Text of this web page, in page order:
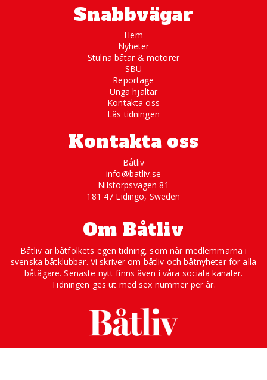
Snabbvägar
Hem
Nyheter
Stulna båtar & motorer
SBU
Reportage
Unga hjältar
Kontakta oss
Läs tidningen
Kontakta oss
Båtliv
info@batliv.se
Nilstorpsvägen 81
181 47 Lidingö, Sweden
Om Båtliv
Båtliv är båtfolkets egen tidning, som når medlemmarna i
svenska båtklubbar. Vi skriver om båtliv och båtnyheter för alla
båtägare. Senaste nytt finns även i våra sociala kanaler.
Tidningen ges ut med sex nummer per år.